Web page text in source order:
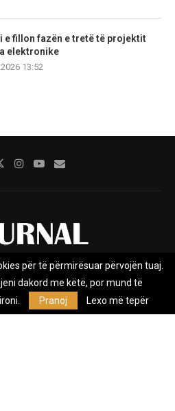
i e fillon fazën e tretë të projektit
elektronike
13:52
Marketing
Policy
e pavarur, e themeluar në vitin
për të përmirësuar përvojën tuaj.
dakord me këtë, por mund të
Pranoj Lexo më tepër